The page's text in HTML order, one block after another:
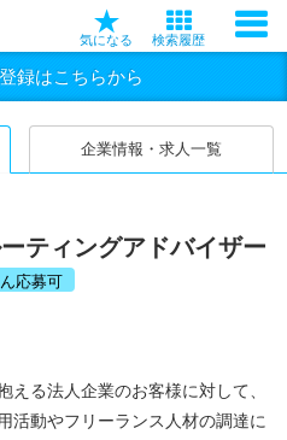
気になる 検索履歴
録はこちらから
企業情報・求人一覧
ティングアドバイザー
応募可
る法人企業のお客様に対して、
活動やフリーランス人材の調達に